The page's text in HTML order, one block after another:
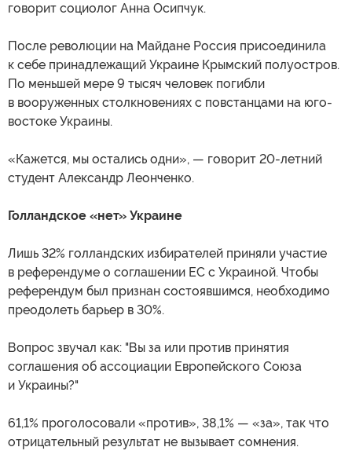
говорит социолог Анна Осипчук.
После революции на Майдане Россия присоединила
к себе принадлежащий Украине Крымский полуостров.
По меньшей мере 9 тысяч человек погибли
в вооруженных столкновениях с повстанцами на юго-
востоке Украины.
«Кажется, мы остались одни», — говорит 20-летний
студент Александр Леонченко.
Голландское «нет» Украине
Лишь 32% голландских избирателей приняли участие
в референдуме о соглашении ЕС с Украиной. Чтобы
референдум был признан состоявшимся, необходимо
преодолеть барьер в 30%.
Вопрос звучал как: "Вы за или против принятия
соглашения об ассоциации Европейского Союза
и Украины?"
61,1% проголосовали «против», 38,1% — «за», так что
отрицательный результат не вызывает сомнения.